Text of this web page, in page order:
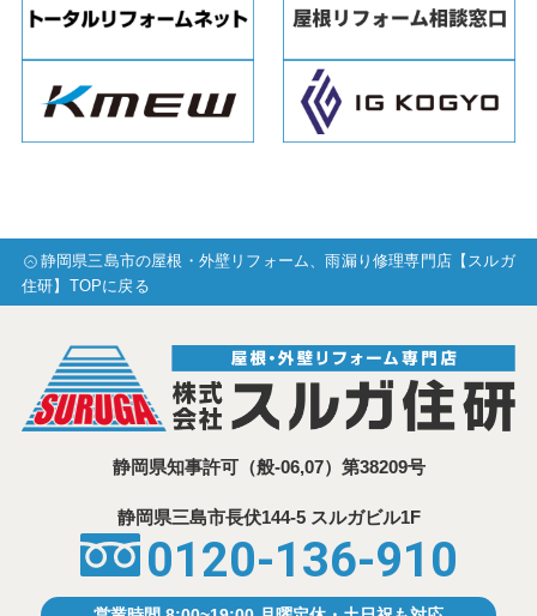
静岡県三島市の屋根・外壁リフォーム、雨漏り修理専門店【スルガ
住研】TOPに戻る
静岡県知事許可（般-06,07）第38209号
静岡県三島市⾧伏144-5 スルガビル1F
0120-136-910